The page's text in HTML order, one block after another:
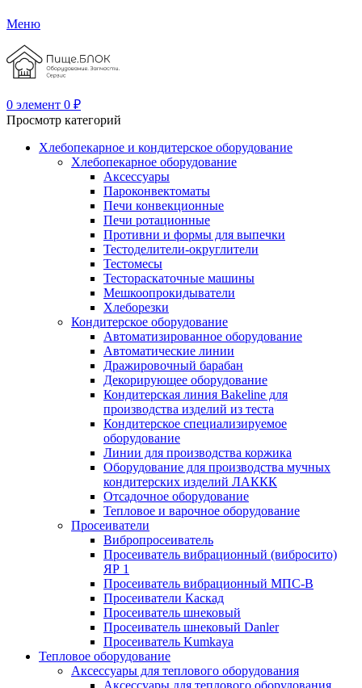
Меню
0 элемент 0 ₽
Просмотр категорий
Хлебопекарное и кондитерское оборудование
Хлебопекарное оборудование
Аксессуары
Пароконвектоматы
Печи конвекционные
Печи ротационные
Противни и формы для выпечки
Тестоделители-округлители
Тестомесы
Тестораскаточные машины
Мешкоопрокидыватели
Хлеборезки
Кондитерское оборудование
Автоматизированное оборудование
Автоматические линии
Дражировочный барабан
Декорирующее оборудование
Кондитерская линия Bakeline для
производства изделий из теста
Кондитерское специализируемое
оборудование
Линии для производства коржика
Оборудование для производства мучных
кондитерских изделий ЛАККК
Отсадочное оборудование
Тепловое и варочное оборудование
Просеиватели
Вибропросеиватель
Просеиватель вибрационный (вибросито)
ЯР 1
Просеиватель вибрационный МПС-В
Просеиватели Каскад
Просеиватель шнековый
Просеиватель шнековый Danler
Просеиватель Kumkaya
Тепловое оборудование
Аксессуары для теплового оборудования
Аксессуары для теплового оборудования